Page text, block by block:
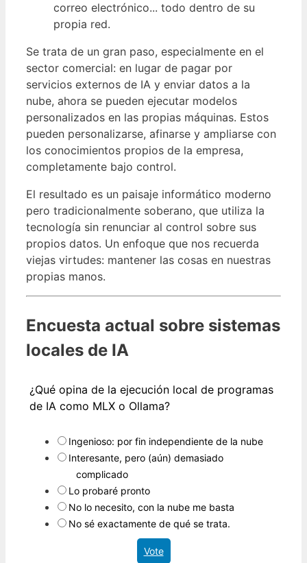
correo electrónico... todo dentro de su
propia red.
Se trata de un gran paso, especialmente en el
sector comercial: en lugar de pagar por
servicios externos de IA y enviar datos a la
nube, ahora se pueden ejecutar modelos
personalizados en las propias máquinas. Estos
pueden personalizarse, afinarse y ampliarse con
los conocimientos propios de la empresa,
completamente bajo control.
El resultado es un paisaje informático moderno
pero tradicionalmente soberano, que utiliza la
tecnología sin renunciar al control sobre sus
propios datos. Un enfoque que nos recuerda
viejas virtudes: mantener las cosas en nuestras
propias manos.
Encuesta actual sobre sistemas
locales de IA
¿Qué opina de la ejecución local de programas
de IA como MLX o Ollama?
Ingenioso: por fin independiente de la nube
Interesante, pero (aún) demasiado
complicado
Lo probaré pronto
No lo necesito, con la nube me basta
No sé exactamente de qué se trata.
Vote